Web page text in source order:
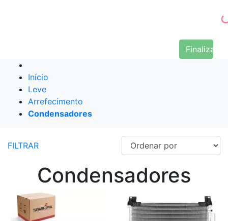
Finalizar
Início
Leve
Arrefecimento
Condensadores
FILTRAR
Condensadores